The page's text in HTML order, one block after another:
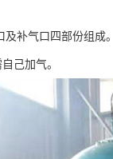
补气口四部份组成
己加气。